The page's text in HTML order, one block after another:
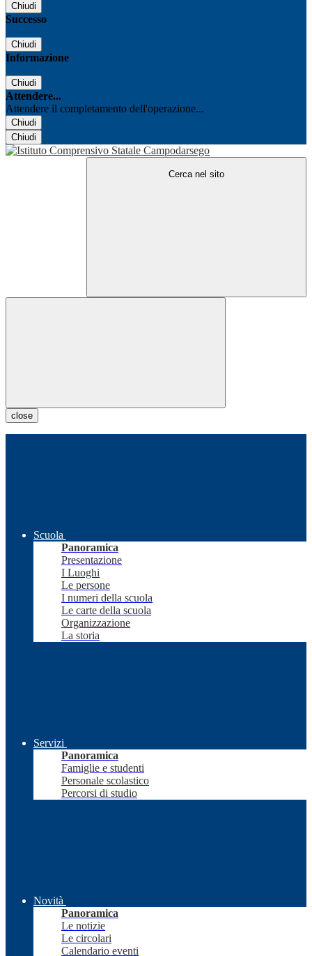
Chiudi
Successo
Chiudi
Informazione
Chiudi
Attendere...
Attendere il completamento dell'operazione...
Chiudi
Chiudi
Cerca nel sito
close
Scuola
Panoramica
Presentazione
I Luoghi
Le persone
I numeri della scuola
Le carte della scuola
Organizzazione
La storia
Servizi
Panoramica
Famiglie e studenti
Personale scolastico
Percorsi di studio
Novità
Panoramica
Le notizie
Le circolari
Calendario eventi